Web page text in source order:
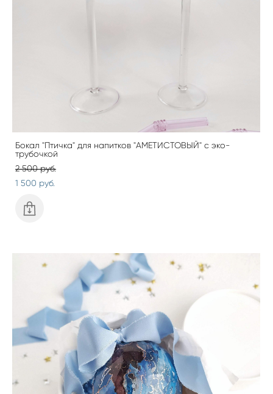
Бокал "Птичка" для напитков "АМЕТИСТОВЫЙ" с эко-
трубочкой
2 500 pуб.
1 500 pуб.